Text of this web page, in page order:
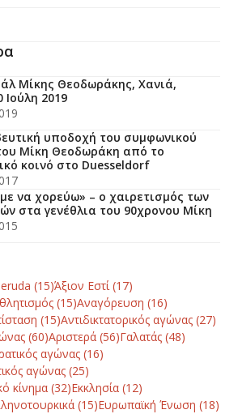
Μίκης Θεοδωράκης, Χανιά,
Ιούλη 2019
υποδοχή του συμφωνικού
Μίκη Θεοδωράκη από το
κοινό στο Duesseldorf
να χορεύω» – ο χαιρετισμός των
στα γενέθλια του 90χρονου Mίκη
(15)Άξιον Εστί(17)
(15)Αναγόρευση (16)
(15)Αντιδικτατορικός αγώνας (27)
(60)Αριστερά (56)Γαλατάς (48)
αγώνας (16)
αγώνας (25)
κίνημα (32)Εκκλησία (12)
(15)Ευρωπαϊκή Ένωση (18)